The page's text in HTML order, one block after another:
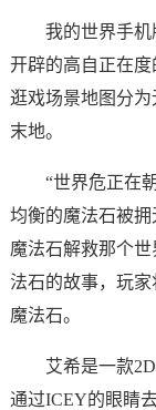
我的世界手机版
开辟的高自正在
逛戏场景地图分为
末地。
“世界危正在朝
均衡的魔法石被
魔法石解救那个
法石的故事，玩
魔法石。
艾希是一款2D
通过ICEY的眼睛